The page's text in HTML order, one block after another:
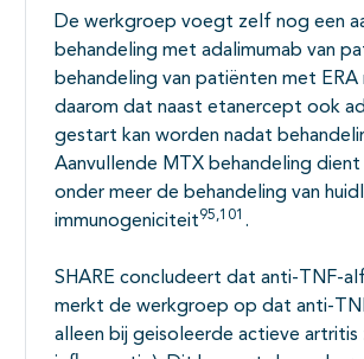
De werkgroep voegt zelf nog een
behandeling met adalimumab van
behandeling van patiënten met
daarom dat naast etanercept ook
gestart kan worden nadat
Aanvullende MTX behandeling
onder meer de behandeling van
immunogeniciteit95,101 .
SHARE concludeert dat anti-TNF-
merkt de werkgroep op dat anti-
alleen bij geisoleerde actieve